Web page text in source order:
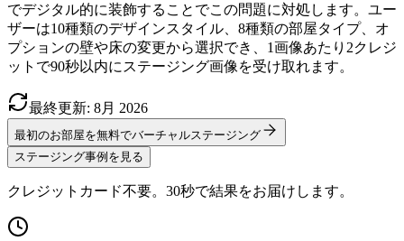
でデジタル的に装飾することでこの問題に対処します。ユー
ザーは10種類のデザインスタイル、8種類の部屋タイプ、オ
プションの壁や床の変更から選択でき、1画像あたり2クレジ
ットで90秒以内にステージング画像を受け取れます。
最終更新: 8月 2026
最初のお部屋を無料でバーチャルステージング
ステージング事例を見る
クレジットカード不要。30秒で結果をお届けします。